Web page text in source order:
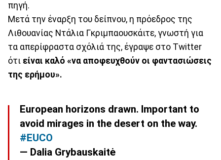
πηγή.
Μετά την έναρξη του δείπνου, η πρόεδρος της
Λιθουανίας Ντάλια Γκριμπαουσκάιτε, γνωστή για
τα απερίφραστα σχόλιά της, έγραψε στο Twitter
ότι είναι καλό «να αποφευχθούν οι φαντασιώσεις
της ερήμου».
European horizons drawn. Important to
avoid mirages in the desert on the way.
#EUCO
— Dalia Grybauskaitė